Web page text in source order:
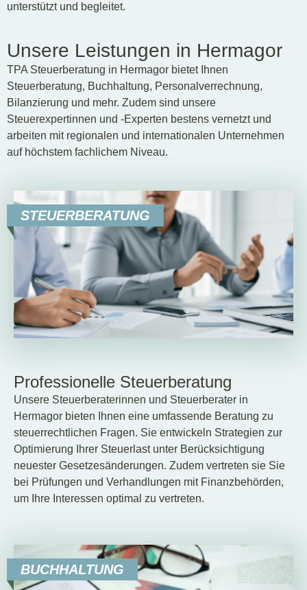
unterstützt und begleitet.
Unsere Leistungen in Hermagor
TPA Steuerberatung in Hermagor bietet Ihnen
Steuerberatung, Buchhaltung, Personalverrechnung,
Bilanzierung und mehr. Zudem sind unsere
Steuerexpertinnen und -Experten bestens vernetzt und
arbeiten mit regionalen und internationalen Unternehmen
auf höchstem fachlichem Niveau.
STEUERBERATUNG
Professionelle Steuerberatung
Unsere Steuerberaterinnen und Steuerberater in
Hermagor bieten Ihnen eine umfassende Beratung zu
steuerrechtlichen Fragen. Sie entwickeln Strategien zur
Optimierung Ihrer Steuerlast unter Berücksichtigung
neuester Gesetzesänderungen. Zudem vertreten sie Sie
bei Prüfungen und Verhandlungen mit Finanzbehörden,
um Ihre Interessen optimal zu vertreten.
BUCHHALTUNG